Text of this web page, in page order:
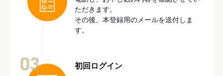
ただきます。
その後、本登録用のメールを送付しま
す。
初回ログイン